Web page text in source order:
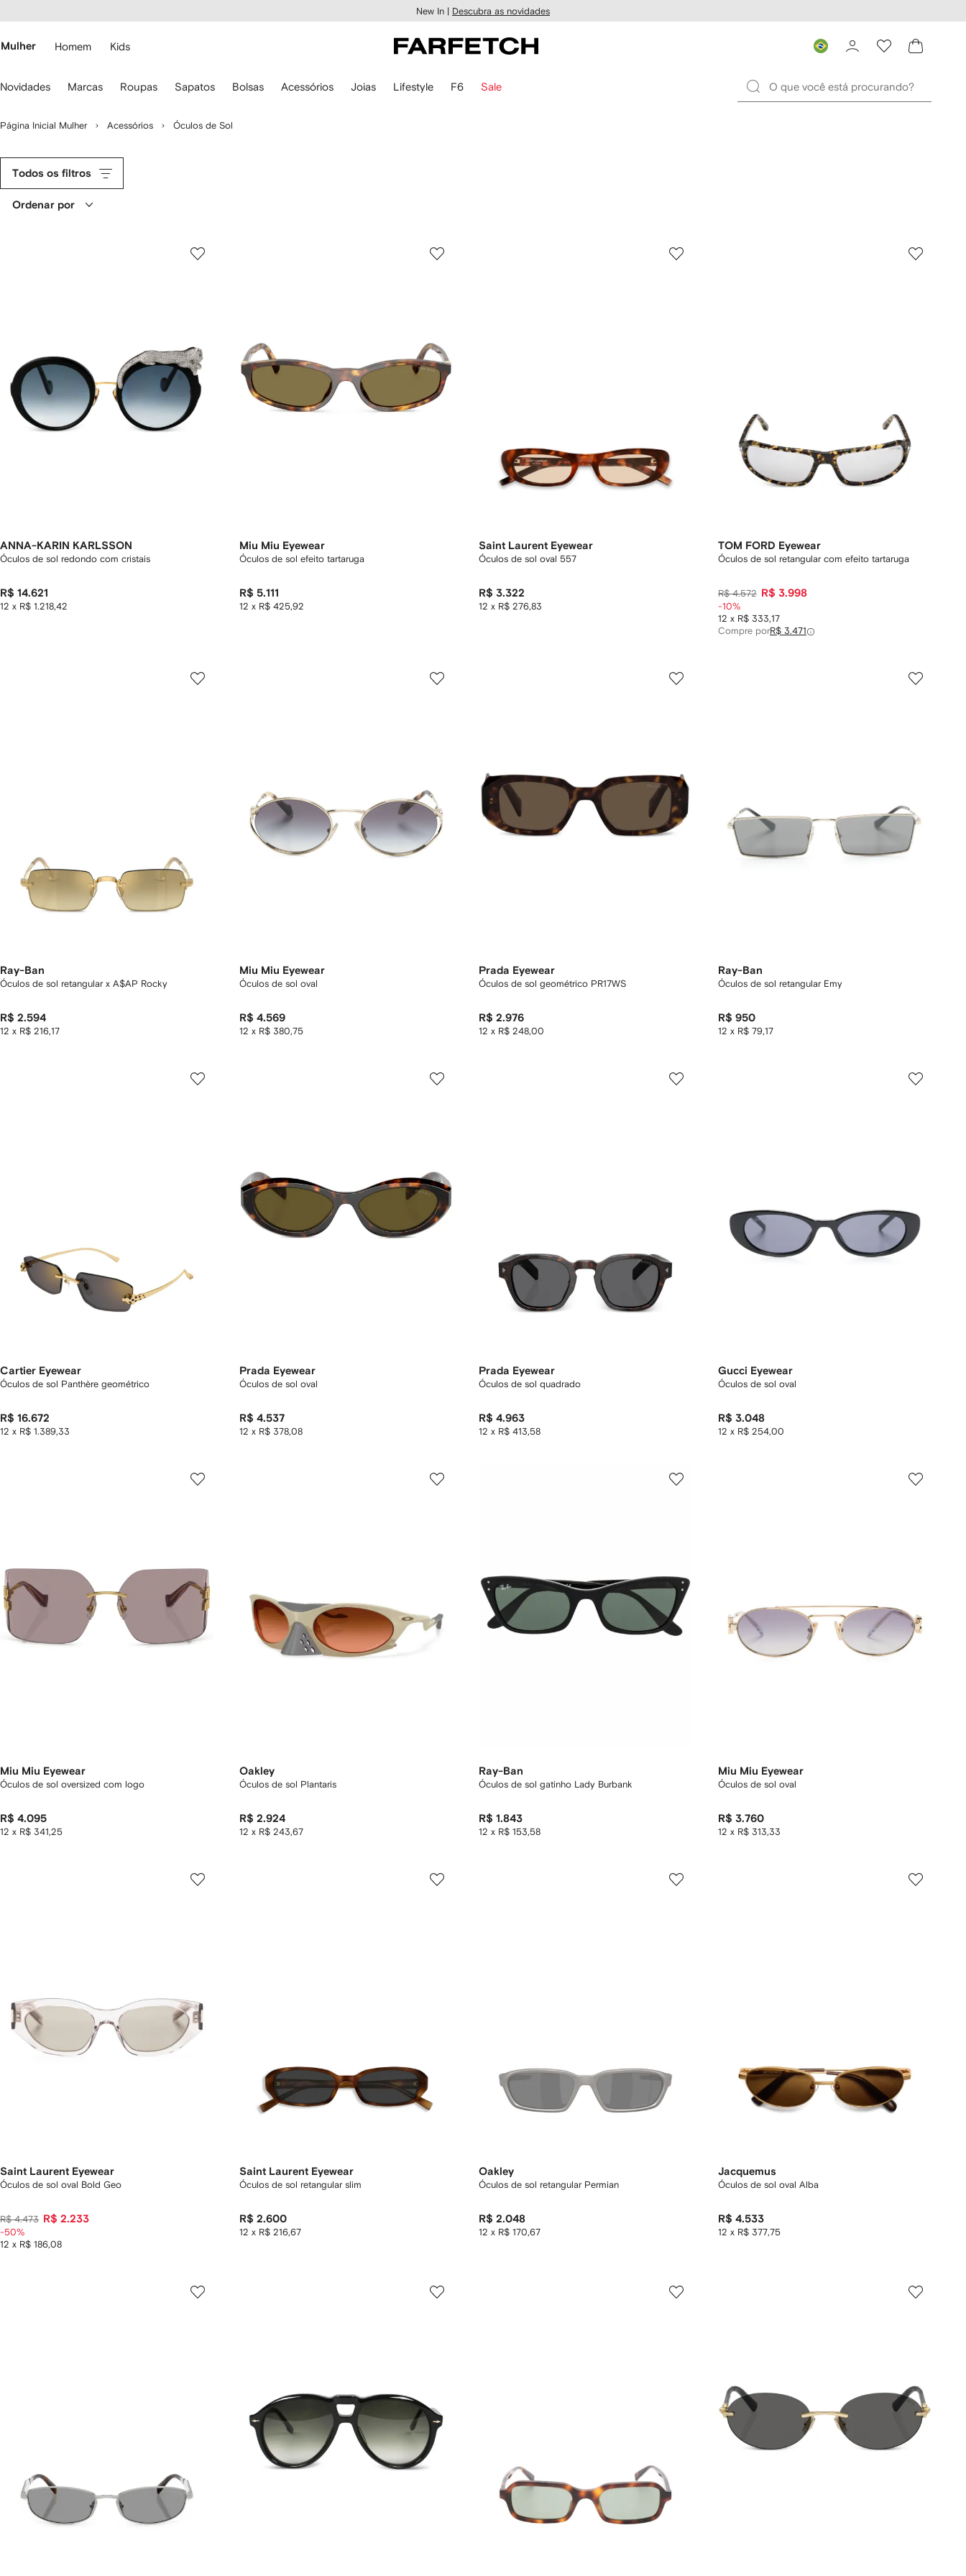
New In | Descubra as novidades
Mulher Homem Kids
Novidades Marcas Roupas Sapatos Bolsas Acessórios Joias Lifestyle F6 Sale
Página Inicial Mulher Acessórios Óculos de Sol
Todos os filtros
Ordenar por
ANNA-KARIN KARLSSON
Óculos de sol redondo com cristais
R$ 14.621
12 x R$ 1.218,42
Miu Miu Eyewear
Óculos de sol efeito tartaruga
R$ 5.111
12 x R$ 425,92
Saint Laurent Eyewear
Óculos de sol oval 557
R$ 3.322
12 x R$ 276,83
TOM FORD Eyewear
Óculos de sol retangular com efeito tartaruga
R$ 4.572 R$ 3.998
12 x R$ 333,17
-10%
Compre porR$ 3.471
Ray-Ban
Óculos de sol retangular x A$AP Rocky
R$ 2.594
12 x R$ 216,17
Miu Miu Eyewear
Óculos de sol oval
R$ 4.569
12 x R$ 380,75
Prada Eyewear
Óculos de sol geométrico PR17WS
R$ 2.976
12 x R$ 248,00
Ray-Ban
Óculos de sol retangular Emy
R$ 950
12 x R$ 79,17
Cartier Eyewear
Óculos de sol Panthère geométrico
R$ 16.672
12 x R$ 1.389,33
Prada Eyewear
Óculos de sol oval
R$ 4.537
12 x R$ 378,08
Prada Eyewear
Óculos de sol quadrado
R$ 4.963
12 x R$ 413,58
Gucci Eyewear
Óculos de sol oval
R$ 3.048
12 x R$ 254,00
Miu Miu Eyewear
Óculos de sol oversized com logo
R$ 4.095
12 x R$ 341,25
Oakley
Óculos de sol Plantaris
R$ 2.924
12 x R$ 243,67
Ray-Ban
Óculos de sol gatinho Lady Burbank
R$ 1.843
12 x R$ 153,58
Miu Miu Eyewear
Óculos de sol oval
R$ 3.760
12 x R$ 313,33
Saint Laurent Eyewear
Óculos de sol oval Bold Geo
R$ 4.473 R$ 2.233
12 x R$ 186,08
-50%
Saint Laurent Eyewear
Óculos de sol retangular slim
R$ 2.600
12 x R$ 216,67
Oakley
Óculos de sol retangular Permian
R$ 2.048
12 x R$ 170,67
Jacquemus
Óculos de sol oval Alba
R$ 4.533
12 x R$ 377,75